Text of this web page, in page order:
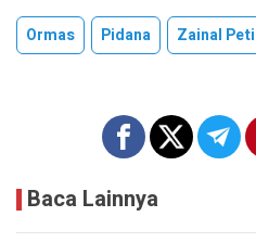
Ormas Pidana Zainal
Baca Lainnya